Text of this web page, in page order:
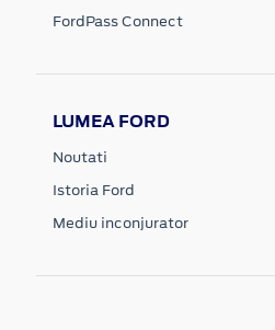
FordPass Connect
LUMEA FORD
Noutati
Istoria Ford
Mediu inconjurator